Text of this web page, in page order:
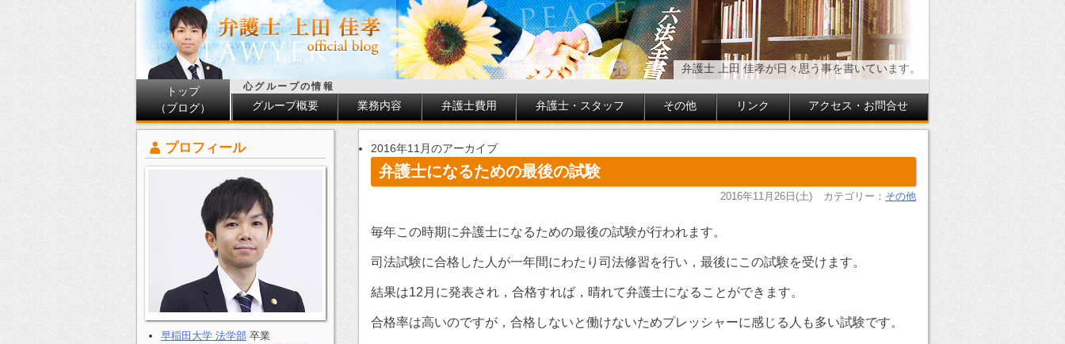
弁護士 上田 佳孝が日々思う事を書いています。
トップ
（ブログ）
心グループの情報
グループ概要 業務内容 弁護士費用 弁護士・スタッフ その他 リンク アクセス・お問合せ
2016年11月のアーカイブ
弁護士になるための最後の試験
2016年11月26日(土) カテゴリー： その他
毎年この時期に弁護士になるための最後の試験が行われます。
司法試験に合格した人が一年間にわたり司法修習を行い，最後にこの試験を受けます。
結果は12月に発表され，合格すれば，晴れて弁護士になることができます。
合格率は高いのですが，合格しないと働けないためプレッシャーに感じる人も多い試験です。
プロフィール
早稲田大学 法学部 卒業